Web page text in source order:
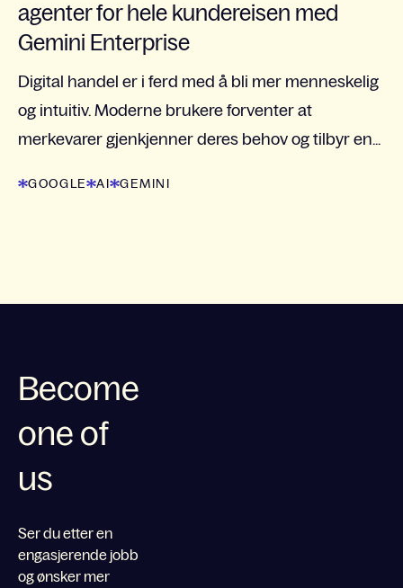
agenter for hele kundereisen med
Gemini Enterprise
Digital handel er i ferd med å bli mer menneskelig
og intuitiv. Moderne brukere forventer at
merkevarer gjenkjenner deres behov og tilbyr en...
GOOGLE AI GEMINI
Become
one of
us
Ser du etter en
engasjerende jobb
og ønsker mer